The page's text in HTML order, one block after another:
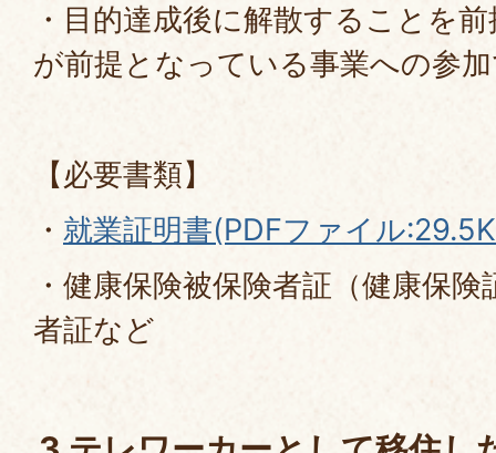
・目的達成後に解散することを
が前提となっている事業への参
【必要書類】
・ 就業証明書(PDFファイル
・健康保険被保険者証（健康保
者証など